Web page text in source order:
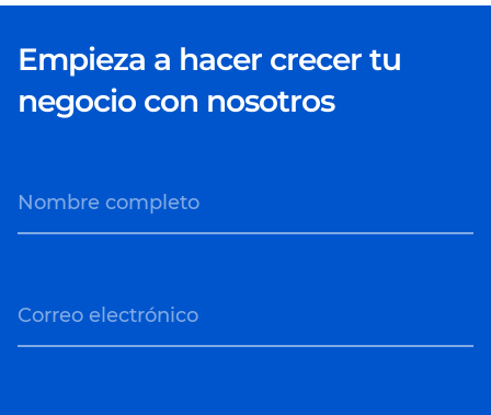
herramientas de
evaluación de Vertex AI
para garantizar la
fiabilidad, la precisión y
Empieza a hacer crecer tu
negocio con nosotros
Nombre completo
Correo electrónico